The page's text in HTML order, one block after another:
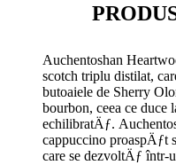
Auchentoshan
scotch triplu distilat,
butoaiele de Sherry
bourbon, ceea ce duce
echilibratÄƒ.
cappuccino
care se dezvoltÄƒ